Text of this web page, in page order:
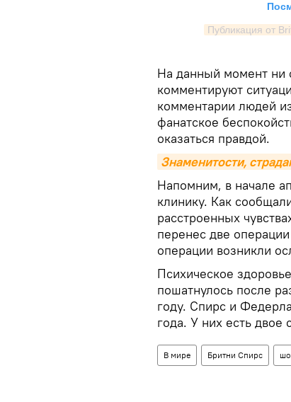
Публикация от
На данный момент ни
комментируют
комментарии людей
фанатское
оказаться правдой.
Знаменитости,
Напомним, в начале
клинику. Как
расстроенных
перенес две
операции возникли
Психическое
пошатнулось после
году. Спирс и
года. У них есть двое
В мире Бритни Спирс